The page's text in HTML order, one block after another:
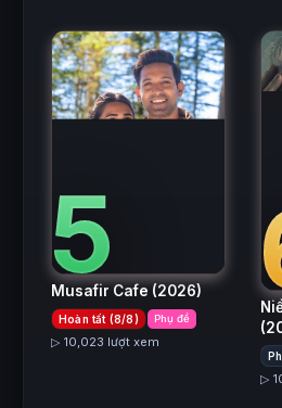
5
Musafir Cafe (2026)
Hoàn tất (8/8) Phụ đề
▷ 10,023 lượt xem
▷